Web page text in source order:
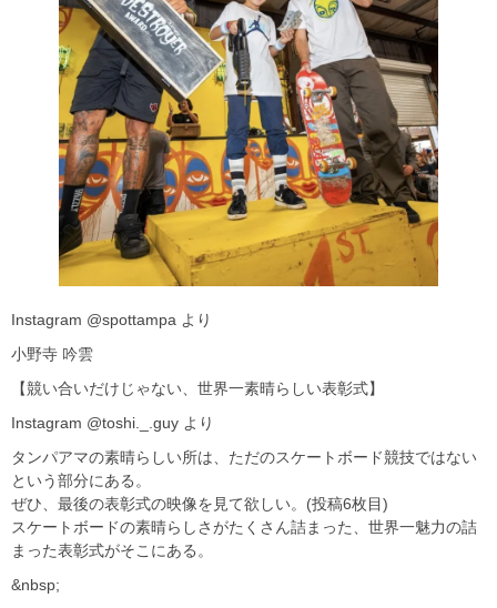
Instagram @spottampa より
小野寺 吟雲
【競い合いだけじゃない、世界一素晴らしい表彰式】
Instagram @toshi._.guy より
タンパアマの素晴らしい所は、ただのスケートボード競技ではない
という部分にある。
ぜひ、最後の表彰式の映像を見て欲しい。(投稿6枚目)
スケートボードの素晴らしさがたくさん詰まった、世界一魅力の詰
まった表彰式がそこにある。
&nbsp;